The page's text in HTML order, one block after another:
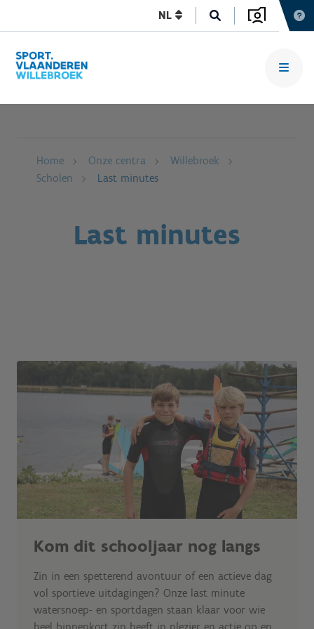
NL
Home Onze centra
Willebroek
Scholen
Last minutes
Last minutes
Kom dit schooljaar nog langs
Zin in een spetterend avontuur of een actieve dag
vol sportieve uitdagingen? Onze last minute
watersnoep- en sportdagen staan klaar voor wie
heel binnenkort zin heeft in plezier en actie op en